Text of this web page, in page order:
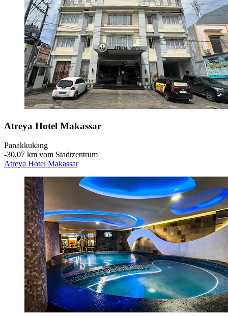
Atreya Hotel Makassar
Panakkukang
‐30,07 km vom Stadtzentrum
Atreya Hotel Makassar